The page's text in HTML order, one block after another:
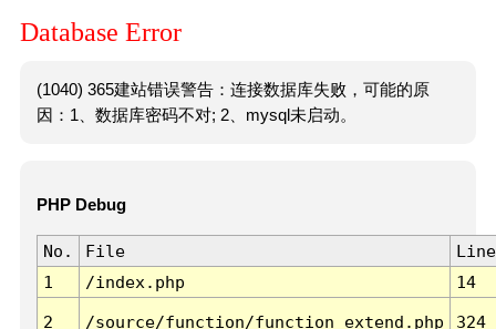
Database Error
(1040) 365建站错误警告：连接数据库失败，可能的原
因：1、数据库密码不对; 2、mysql未启动。
PHP Debug
No. File
Line
1
/index.php 14
2 /source/function/function_extend.php 324